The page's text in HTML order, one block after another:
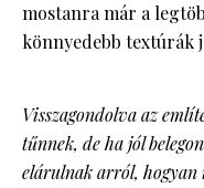
mostanra már a
könnyedebb textúrák
Visszagondolva az
tűnnek, de ha jól
elárulnak arról,